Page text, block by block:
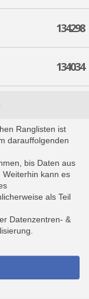
134298
134034
Ranglisten ist
darauffolgenden
bis Daten aus
kann es
als Teil
Datenzentren- &